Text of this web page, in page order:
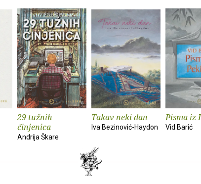
29 tužnih
činjenica
Andrija Škare
Takav neki dan
Iva Bezinović-Haydon
Pisma iz
Vid Barić